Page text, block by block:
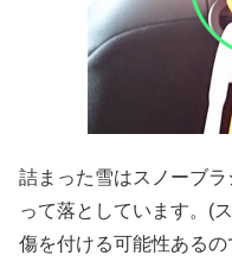
詰まった雪はスノーブ
って落としています。(
傷を付ける可能性ある